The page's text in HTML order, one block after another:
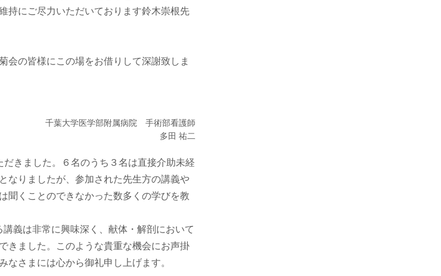
持にご尽力いただいております鈴木崇根先
の皆様にこの場をお借りして深謝致しま
千葉大学医学部附属病院 手術部看護師
多田 祐二
きました。６名のうち３名は直接介助未経
なりましたが、参加された先生方の講義や
聞くことのできなかった数多くの学びを教
義は非常に興味深く、献体・解剖において
きました。このような貴重な機会にお声掛
さまには心から御礼申し上げます。